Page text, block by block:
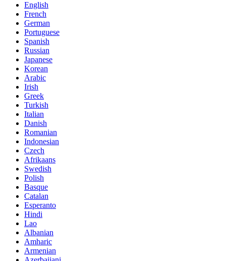
English
French
German
Portuguese
Spanish
Russian
Japanese
Korean
Arabic
Irish
Greek
Turkish
Italian
Danish
Romanian
Indonesian
Czech
Afrikaans
Swedish
Polish
Basque
Catalan
Esperanto
Hindi
Lao
Albanian
Amharic
Armenian